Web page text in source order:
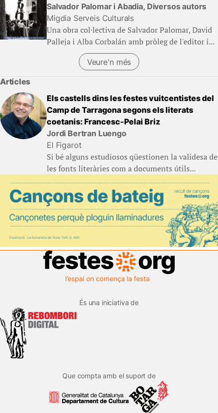
Salvador Palomar i Abadia, Diversos autors
Migdia Serveis Culturals
Una obra col·lectiva de Salvador Palomar, David
Palleja i Alba Corbalán amb pròleg de l'editor i...
Veure'n més
Articles
Els castells dins les festes vuitcentistes del
Camp de Tarragona segons els literats
coetanis: Francesc-Pelai Briz
Jordi Bertran Luengo
El Figarot
Si bé alguns estudiosos qüestionen la validesa de
les fonts literàries com a documents útils...
És una iniciativa de
Que compta amb el suport de